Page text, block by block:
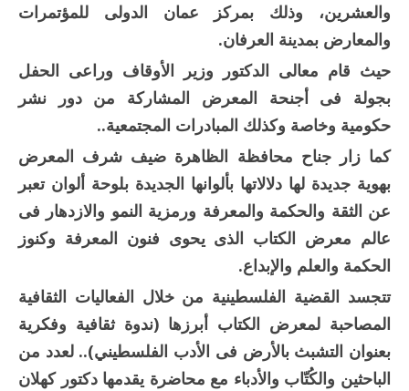
والعشرين، وذلك بمركز عمان الدولى للمؤتمرات
والمعارض بمدينة العرفان.
حيث قام معالى الدكتور وزير الأوقاف وراعى الحفل
بجولة فى أجنحة المعرض المشاركة من دور نشر
حكومية وخاصة وكذلك المبادرات المجتمعية..
كما زار جناح محافظة الظاهرة ضيف شرف المعرض
بهوية جديدة لها دلالاتها بألوانها الجديدة بلوحة ألوان تعبر
عن الثقة والحكمة والمعرفة ورمزية النمو والازدهار فى
عالم معرض الكتاب الذى يحوى فنون المعرفة وكنوز
الحكمة والعلم والإبداع.
تتجسد القضية الفلسطينية من خلال الفعاليات الثقافية
المصاحبة لمعرض الكتاب أبرزها (ندوة ثقافية وفكرية
بعنوان التشبث بالأرض فى الأدب الفلسطيني).. لعدد من
الباحثين والكُتّاب والأدباء مع محاضرة يقدمها دكتور كهلان